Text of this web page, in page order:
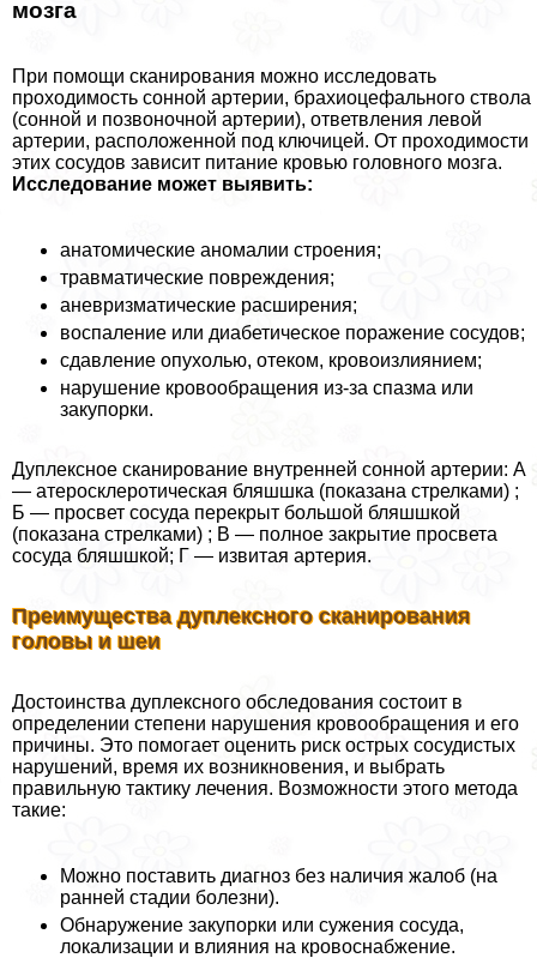
мозга
При помощи сканирования можно исследовать
проходимость сонной артерии, брахиоцефального ствола
(сонной и позвоночной артерии), ответвления левой
артерии, расположенной под ключицей. От проходимости
этих сосудов зависит питание кровью головного мозга.
Исследование может выявить:
анатомические аномалии строения;
травматические повреждения;
аневризматические расширения;
воспаление или диабетическое поражение сосудов;
сдавление опухолью, отеком, кровоизлиянием;
нарушение кровообращения из-за спазма или
закупорки.
Дуплексное сканирование внутренней сонной артерии: А
— атеросклеротическая бляшшка (показана стрелками) ;
Б — просвет сосуда перекрыт большой бляшшкой
(показана стрелками) ; В — полное закрытие просвета
сосуда бляшшкой; Г — извитая артерия.
Преимущества дуплексного сканирования
головы и шеи
Достоинства дуплексного обследования состоит в
определении степени нарушения кровообращения и его
причины. Это помогает оценить риск острых сосудистых
нарушений, время их возникновения, и выбрать
правильную тактику лечения. Возможности этого метода
такие:
Можно поставить диагноз без наличия жалоб (на
ранней стадии болезни).
Обнаружение закупорки или сужения сосуда,
локализации и влияния на кровоснабжение.